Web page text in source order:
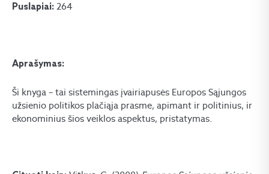
Puslapiai: 264
Aprašymas:
Ši knyga – tai sistemingas įvairiapusės Europos Sąjungos
užsienio politikos plačiąja prasme, apimant ir politinius, ir
ekonominius šios veiklos aspektus, pristatymas.